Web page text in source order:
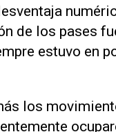
de los pases
estuvo en
los